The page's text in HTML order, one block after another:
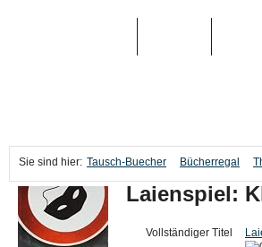
Sie sind hier: Tausch-Buecher Bücherregal
Laienspiel:
Vollständiger Titel